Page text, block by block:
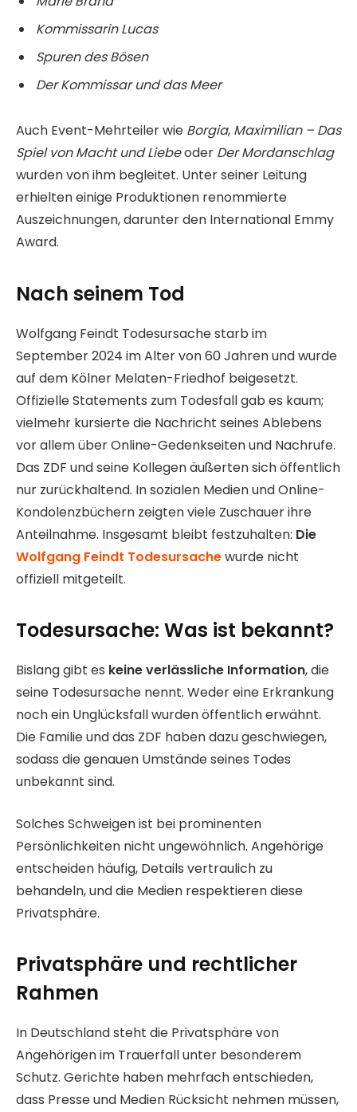
Kommissarin Lucas
Spuren des Bösen
Der Kommissar und das Meer
Auch Event-Mehrteiler wie Borgia, Maximilian – Das
Spiel von Macht und Liebeoder Der Mordanschlag
wurden von ihm begleitet. Unter seiner Leitung
erhielten einige Produktionen renommierte
Auszeichnungen, darunter den International Emmy
Award.
Nach seinem Tod
Wolfgang Feindt Todesursache starb im
September 2024 im Alter von 60 Jahren und wurde
auf dem Kölner Melaten-Friedhof beigesetzt.
Offizielle Statements zum Todesfall gab es kaum;
vielmehr kursierte die Nachricht seines Ablebens
vor allem über Online-Gedenkseiten und Nachrufe.
Das ZDF und seine Kollegen äußerten sich öffentlich
nur zurückhaltend. In sozialen Medien und Online-
Kondolenzbüchern zeigten viele Zuschauer ihre
Anteilnahme. Insgesamt bleibt festzuhalten: Die
Wolfgang Feindt Todesursachewurde nicht
offiziell mitgeteilt.
Todesursache: Was ist bekannt?
Bislang gibt es keine verlässliche Information, die
seine Todesursache nennt. Weder eine Erkrankung
noch ein Unglücksfall wurden öffentlich erwähnt.
Die Familie und das ZDF haben dazu geschwiegen,
sodass die genauen Umstände seines Todes
unbekannt sind.
Solches Schweigen ist bei prominenten
Persönlichkeiten nicht ungewöhnlich. Angehörige
entscheiden häufig, Details vertraulich zu
behandeln, und die Medien respektieren diese
Privatsphäre.
Privatsphäre und rechtlicher
Rahmen
In Deutschland steht die Privatsphäre von
Angehörigen im Trauerfall unter besonderem
Schutz. Gerichte haben mehrfach entschieden,
dass Presse und Medien Rücksicht nehmen müssen,